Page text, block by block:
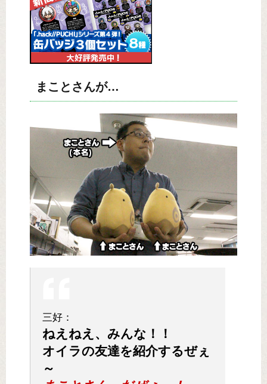
まことさんが…
三好：
ねえねえ、みんな！！
オイラの友達を紹介するぜぇ
～